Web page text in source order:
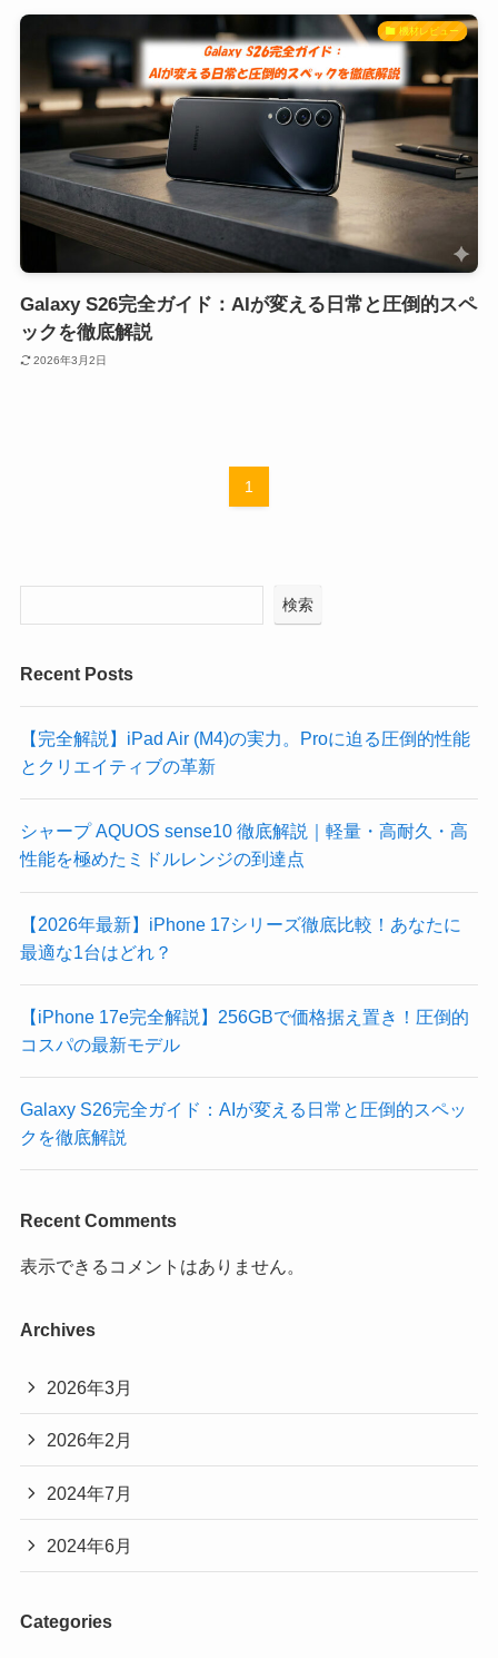
機材レビュー
Galaxy S26完全ガイド：AIが変える日常と圧倒的スペ
ックを徹底解説
2026年3月2日
1
検索
Recent Posts
【完全解説】iPad Air (M4)の実力。Proに迫る圧倒的性能
とクリエイティブの革新
シャープ AQUOS sense10 徹底解説｜軽量・高耐久・高
性能を極めたミドルレンジの到達点
​【2026年最新】iPhone 17シリーズ徹底比較！あなたに
最適な1台はどれ？
【iPhone 17e完全解説】256GBで価格据え置き！圧倒的
コスパの最新モデル
Galaxy S26完全ガイド：AIが変える日常と圧倒的スペッ
クを徹底解説
Recent Comments
表示できるコメントはありません。
Archives
2026年3月
2026年2月
2024年7月
2024年6月
Categories